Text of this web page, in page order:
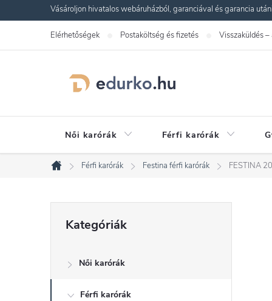
a
Vásároljon hivatalos webáruházból, garanciával és garancia
Elérhetőségek Postaköltség és fizetés Visszaküldés –
Női karórák Férfi karórák
Kezdőlap
Férfi karórák Festina férfi karórák FESTINA
O
d
átugrása
Kategóriák
Női karórák
Férfi karórák